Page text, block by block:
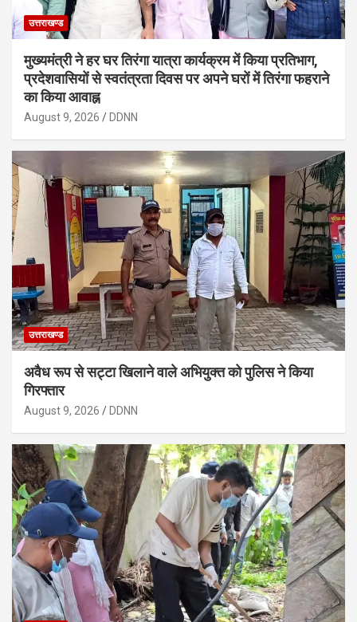
उत्तराखण्ड
मुख्यमंत्री ने हर घर तिरंगा यात्रा कार्यक्रम में किया प्रतिभाग,
प्रदेशवासियों से स्वतंत्रता दिवस पर अपने घरों में तिरंगा फहराने
का किया आवाह्न
August 9, 2026 DDNN
उत्तराखण्ड
अवैध रूप से सट्टा खिलाने वाले अभियुक्त को पुलिस ने किया
गिरफ्तार
August 9, 2026 DDNN